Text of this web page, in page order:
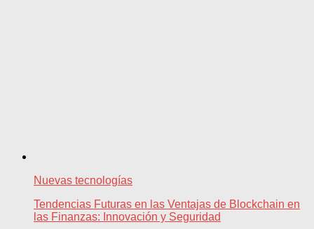
Nuevas tecnologías
Tendencias Futuras en las Ventajas de Blockchain en
las Finanzas: Innovación y Seguridad